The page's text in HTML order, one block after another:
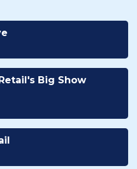
Big Show